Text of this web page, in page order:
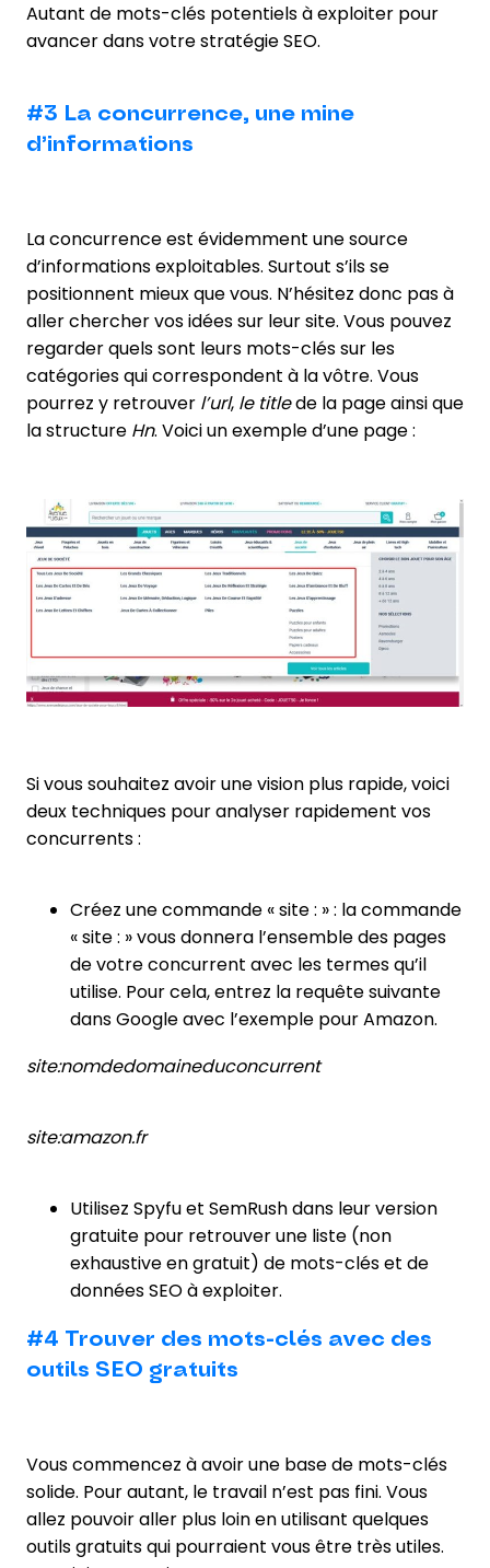
Autant de mots-clés potentiels à exploiter pour
avancer dans votre stratégie SEO.
#3 La concurrence, une mine
d’informations
La concurrence est évidemment une source
d’informations exploitables. Surtout s’ils se
positionnent mieux que vous. N’hésitez donc pas à
aller chercher vos idées sur leur site. Vous pouvez
regarder quels sont leurs mots-clés sur les
catégories qui correspondent à la vôtre. Vous
pourrez y retrouver l’url, le titlede la page ainsi que
la structure Hn. Voici un exemple d’une page :
Si vous souhaitez avoir une vision plus rapide, voici
deux techniques pour analyser rapidement vos
concurrents :
Créez une commande « site : » : la commande
« site : » vous donnera l’ensemble des pages
de votre concurrent avec les termes qu’il
utilise. Pour cela, entrez la requête suivante
dans Google avec l’exemple pour Amazon.
site:nomdedomaineduconcurrent
site:amazon.fr
Utilisez Spyfu et SemRush dans leur version
gratuite pour retrouver une liste (non
exhaustive en gratuit) de mots-clés et de
données SEO à exploiter.
#4 Trouver des mots-clés avec des
outils SEO gratuits
Vous commencez à avoir une base de mots-clés
solide. Pour autant, le travail n’est pas fini. Vous
allez pouvoir aller plus loin en utilisant quelques
outils gratuits qui pourraient vous être très utiles.